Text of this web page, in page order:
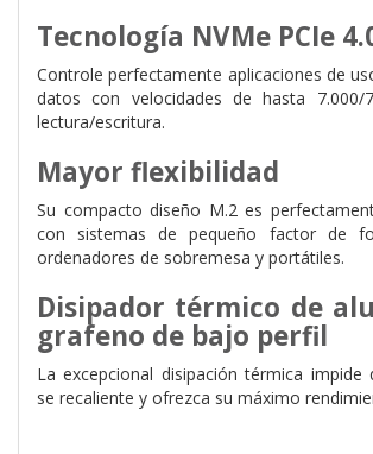
Tecnología NVMe PCIe
Controle perfectamente aplicaciones de
datos con velocidades de hasta 7.000/
lectura/escritura.
Mayor flexibilidad
Su compacto diseño M.2 es
con sistemas de pequeño factor de
ordenadores de sobremesa y portátiles.
Disipador térmico de
grafeno de bajo perfil
La excepcional disipación térmica impide
se recaliente y ofrezca su máximo